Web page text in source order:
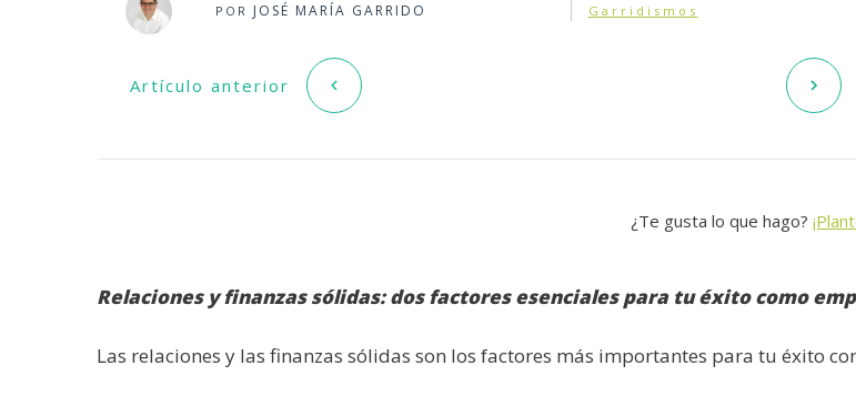
POR JOSÉ MARÍA GARRIDO Garridismos
Artículo anterior
¿Te gusta lo que hago?
Relaciones y finanzas sólidas: dos factores esenciales para tu éxito como
Las relaciones y las finanzas sólidas son los factores más importantes para tu éxito